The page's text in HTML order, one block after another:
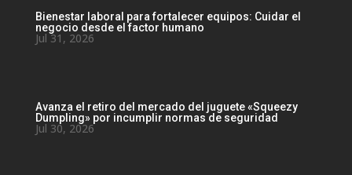
Bienestar laboral para fortalecer equipos: Cuidar el
negocio desde el factor humano
Jul 31, 2026
Avanza el retiro del mercado del juguete «Squeezy
Dumpling» por incumplir normas de seguridad
Jul 30, 2026